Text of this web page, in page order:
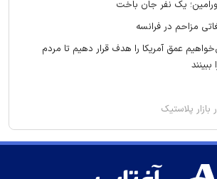
ورامین؛ یک نفر جان باخت
مزاحم در فرانسه
عمق آمریکا را هدف قرار دهیم تا مردم
پلاستیک
در حال فرار ذلیلانه از منطقه است